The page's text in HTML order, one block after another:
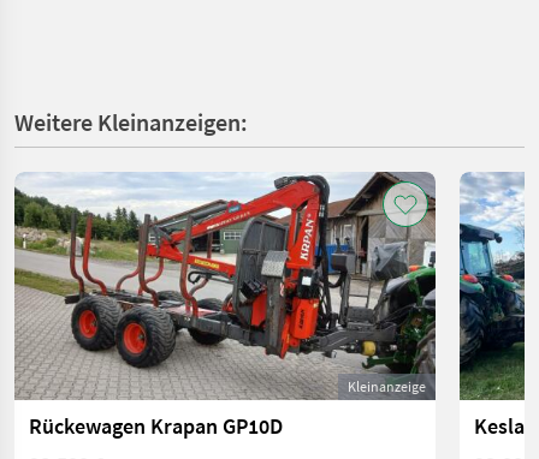
Weitere Kleinanzeigen:
Kleinanzeige
Rückewagen Krapan GP10D
Kesla